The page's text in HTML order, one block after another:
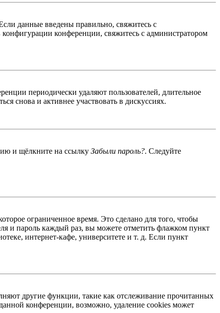
данные введены правильно, свяжитесь с
конференции, свяжитесь с администратором
периодически удаляют пользователей, длительное
снова и активнее участвовать в дискуссиях.
и щёлкните на ссылку Забыли пароль?. Следуйте
ограниченное время. Это сделано для того, чтобы
и пароль каждый раз, вы можете отметить флажком пункт
интернет-кафе, университете и т. д. Если пункт
другие функции, такие как отслеживание прочитанных
конференции, возможно, удаление cookies может